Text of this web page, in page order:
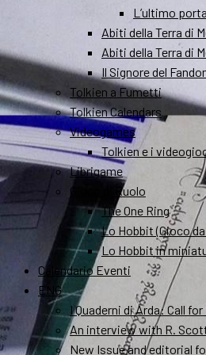
L’ultimo
Abiti della Terra di
Abiti della Terra di
Il Signore del
Tolkien a Fumetti
Tolkien Calendars
Videogames
Tolkien e i
Librigame
Gioco di Ruolo
The One Ring
Lo Hobbit (Gioco
Lo Hobbit in
Calendario Eventi
ENG
I Quaderni di Arda: Call
An interview with R.
New Issue and editorial